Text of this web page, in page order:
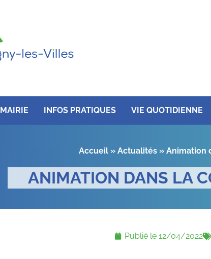
MAIRIE INFOS PRATIQUES VIE QUOTIDIENNE
Accueil» Actualités» Animation
ANIMATION DANS LA
Publié le12/04/2022